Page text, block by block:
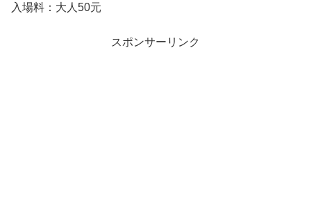
入場料：大人50元
スポンサーリンク